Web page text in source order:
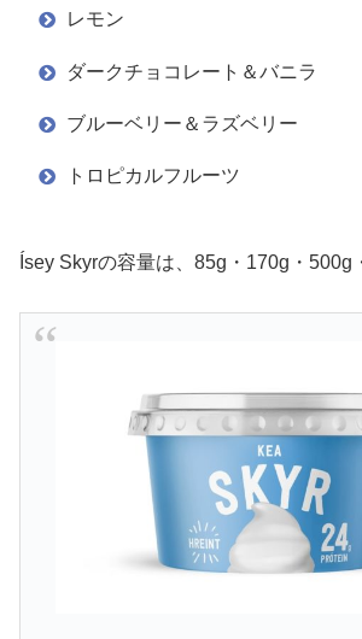
レモン
ダークチョコレート＆バニラ
ブルーベリー＆ラズベリー
トロピカルフルーツ
Ísey Skyrの容量は、85g・170g・500g